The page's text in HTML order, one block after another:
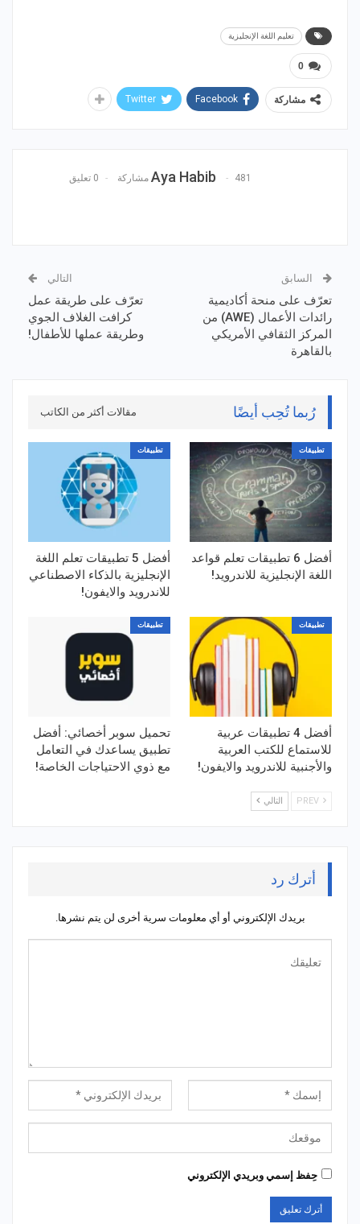
تعليم اللغة الإنجليزية
0
مشاركة Facebook
Twitter
Aya Habib 481 مشاركة 0 تعليق
السابق
تعرّف على منحة أكاديمية
رائدات الأعمال (AWE) من
المركز الثقافي الأمريكي
بالقاهرة
التالي
تعرّف على طريقة عمل
كرافت الغلاف الجوي
وطريقة عملها للأطفال!
رُبما تُحِب أيضًا مقالات أكثر من الكاتب
تطبيقات
أفضل 6 تطبيقات تعلم قواعد
اللغة الإنجليزية للاندرويد!
تطبيقات
أفضل 5 تطبيقات تعلم اللغة
الإنجليزية بالذكاء الاصطناعي
للاندرويد والايفون!
تطبيقات
أفضل 4 تطبيقات عربية
للاستماع للكتب العربية
والأجنبية للاندرويد والايفون!
تطبيقات
تحميل سوبر أخصائي: أفضل
تطبيق يساعدك في التعامل
مع ذوي الاحتياجات الخاصة!
التالي
أترك رد
بريدك الإلكتروني أو أي معلومات سرية أخرى لن يتم نشرها.
حِفظ إسمي وبريدي الإلكتروني